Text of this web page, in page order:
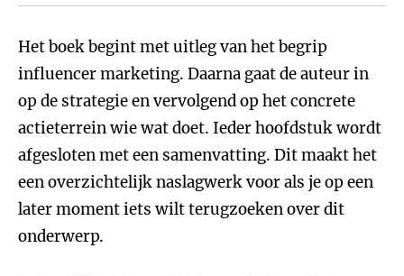
Het boek begint met uitleg van het begrip
influencer marketing. Daarna gaat de auteur in
op de strategie en vervolgend op het concrete
actieterrein wie wat doet. Ieder hoofdstuk wordt
afgesloten met een samenvatting. Dit maakt het
een overzichtelijk naslagwerk voor als je op een
later moment iets wilt terugzoeken over dit
onderwerp.